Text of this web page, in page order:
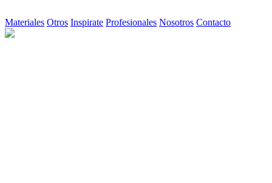
Materiales Otros Inspirate Profesionales Nosotros Contacto